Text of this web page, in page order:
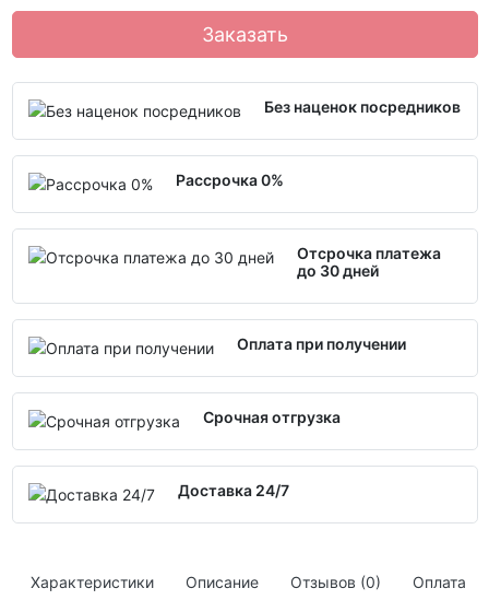
Заказать
Без наценок посредников
Рассрочка 0%
Отсрочка платежа
до 30 дней
Оплата при получении
Срочная отгрузка
Доставка 24/7
Характеристики Описание Отзывов (0)
Оплата